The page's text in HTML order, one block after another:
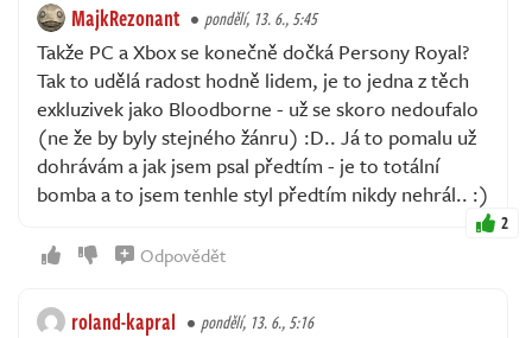
MajkRezonant pondělí, 13. 6., 5:45
Takže PC a Xbox se konečně dočká Persony Royal?
Tak to udělá radost hodně lidem, je to jedna z těch
exkluzivek jako Bloodborne - už se skoro nedoufalo
(ne že by byly stejného žánru) :D.. Já to pomalu už
dohrávám a jak jsem psal předtím - je to totální
bomba a to jsem tenhle styl předtím nikdy nehrál.. :)
2
Odpovědět
roland-kapral pondělí, 13. 6., 5:16